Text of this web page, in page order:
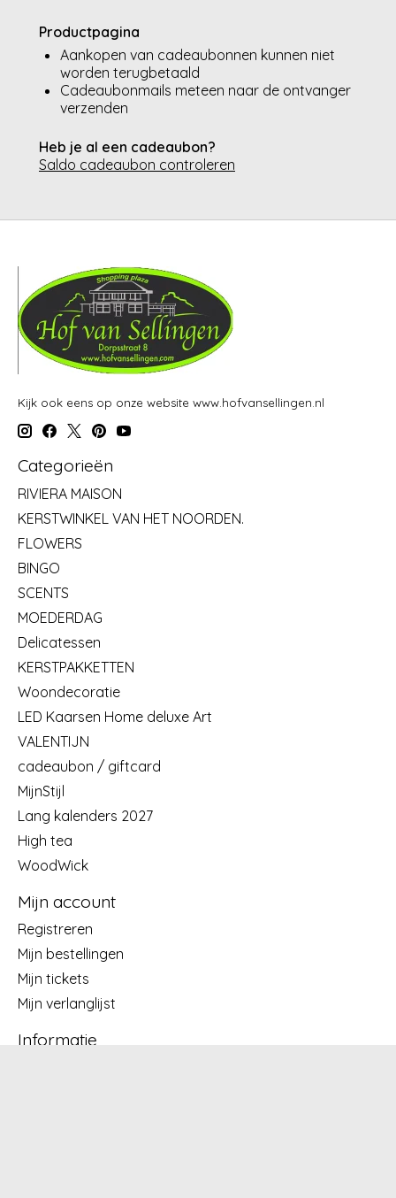
Productpagina
Aankopen van cadeaubonnen kunnen niet
worden terugbetaald
Cadeaubonmails meteen naar de ontvanger
verzenden
Heb je al een cadeaubon?
Saldo cadeaubon controleren
Kijk ook eens op onze website www.hofvansellingen.nl
Categorieën
RIVIERA MAISON
KERSTWINKEL VAN HET NOORDEN.
FLOWERS
BINGO
SCENTS
MOEDERDAG
Delicatessen
KERSTPAKKETTEN
Woondecoratie
LED Kaarsen Home deluxe Art
VALENTIJN
cadeaubon / giftcard
MijnStijl
Lang kalenders 2027
High tea
WoodWick
Mijn account
Registreren
Mijn bestellingen
Mijn tickets
Mijn verlanglijst
Informatie